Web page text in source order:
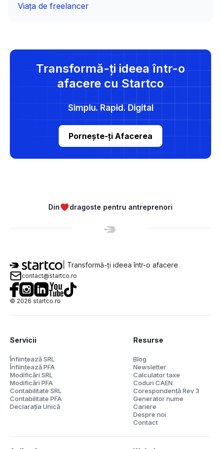
Viața de freelancer
Transformă-ți ideea într-o
afacere cu Startco
Simplu. Rapid. Digital
Pornește-ți Afacerea
Din dragoste pentru antreprenori
| Transformă-ți ideea într-o afacere
contact@startco.ro
© 2026 startco.ro
Servicii
Înființează SRL
Înființează PFA
Modificări SRL
Modificări PFA
Contabilitate SRL
Contabilitate PFA
Declarația Unică
Resurse
Blog
Newsletter
Calculator taxe
Coduri CAEN
Corespondență Rev 3
Generator nume
Cariere
Despre noi
Contact